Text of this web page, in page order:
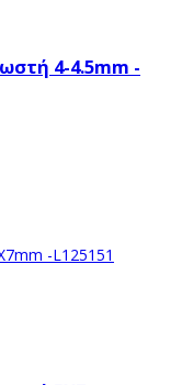
4-4.5mm -